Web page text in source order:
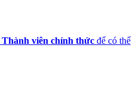
Thành viên chính thức để có thể